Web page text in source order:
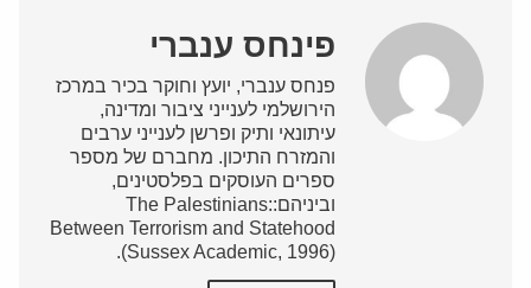
פינחס ענברי
פנחס ענברי, יועץ וחוקר בכיר במרכז
הירושלמי לענייני ציבור ומדינה,
עיתונאי ותיק ופרשן לענייני ערבים
והמזרח התיכון. מחברם של מספר
ספרים העוסקים בפלסטינים,
וביניהם:The Palestinians:
Between Terrorism and Statehood
(Sussex Academic, 1996).